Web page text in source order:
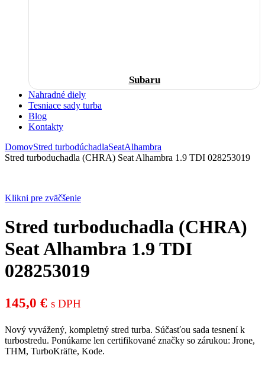
Subaru
Nahradné diely
Tesniace sady turba
Blog
Kontakty
DomovStred turbodúchadlaSeatAlhambra
Stred turboduchadla (CHRA) Seat Alhambra 1.9 TDI 028253019
Klikni pre zväčšenie
Stred turboduchadla (CHRA)
Seat Alhambra 1.9 TDI
028253019
145,0 € s DPH
Nový vyvážený, kompletný stred turba. Súčasťou sada tesnení k
turbostredu. Ponúkame len certifikované značky so zárukou: Jrone,
THM, TurboKräfte, Kode.